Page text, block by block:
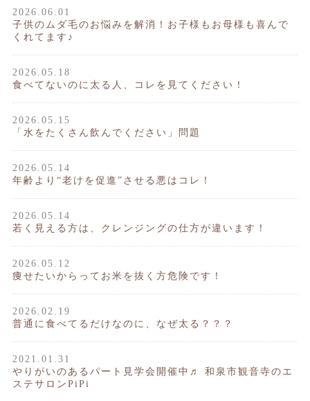
2026.06.01
子供のムダ毛のお悩みを解消！お子様もお母様も喜んで
くれてます♪
2026.05.18
食べてないのに太る人、コレを見てください！
2026.05.15
「水をたくさん飲んでください」問題
2026.05.14
年齢より“老けを促進”させる悪はコレ！
2026.05.14
若く見える方は、クレンジングの仕方が違います！
2026.05.12
痩せたいからってお米を抜く方危険です！
2026.02.19
普通に食べてるだけなのに、なぜ太る？？？
2021.01.31
やりがいのあるパート見学会開催中♬ 和泉市観音寺のエ
ステサロンPiPi